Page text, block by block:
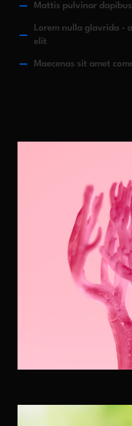
Mattis pulvinar
Lorem nulla glavrida -
elit
Maecenas sit amet